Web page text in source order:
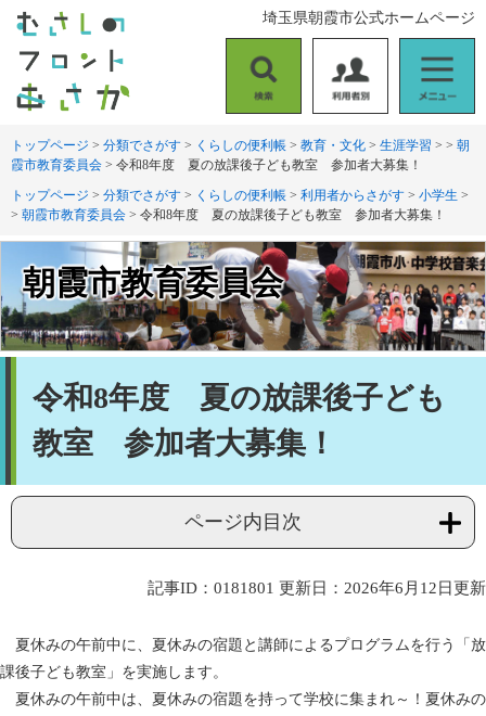
す
し
本
文
索
用
者
別
ニ
ュ
ー
埼玉県朝霞市公式ホームページ
トップページ > 分類でさがす > くらしの便利帳 > 教育・文化 > 生涯学習 > > 朝
霞市教育委員会 > 令和8年度 夏の放課後子ども教室 参加者大募集！
トップページ > 分類でさがす > くらしの便利帳 > 利用者からさがす > 小学生 >
> 朝霞市教育委員会 > 令和8年度 夏の放課後子ども教室 参加者大募集！
朝霞市教育委員会
令和8年度 夏の放課後子ども
教室 参加者大募集！
ページ内目次
記事ID：0181801 更新日：2026年6月12日更新
夏休みの午前中に、夏休みの宿題と講師によるプログラムを行う「放
課後子ども教室」を実施します。
夏休みの午前中は、夏休みの宿題を持って学校に集まれ～！夏休みの